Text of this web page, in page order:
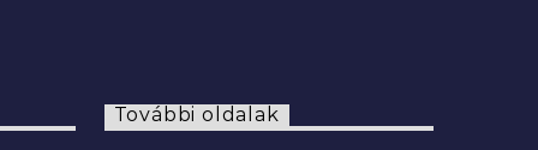
További oldalak